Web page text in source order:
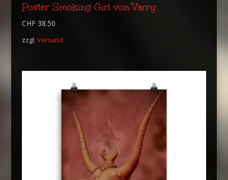
Poster Smoking Girl von Varry
CHF38.50
zzgl. Versand